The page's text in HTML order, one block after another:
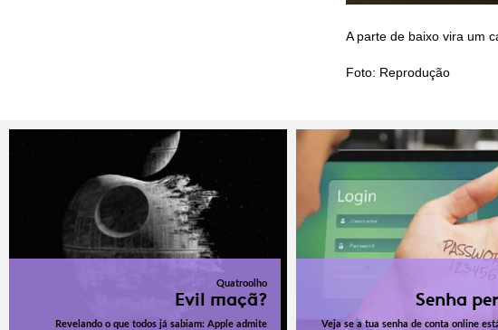
A parte de baixo vira um
Foto: Reprodução
Quatroolho
Evil maçã?
Revelando o que todos já sabiam: Apple admite
Senha
Veja se a tua senha de conta online